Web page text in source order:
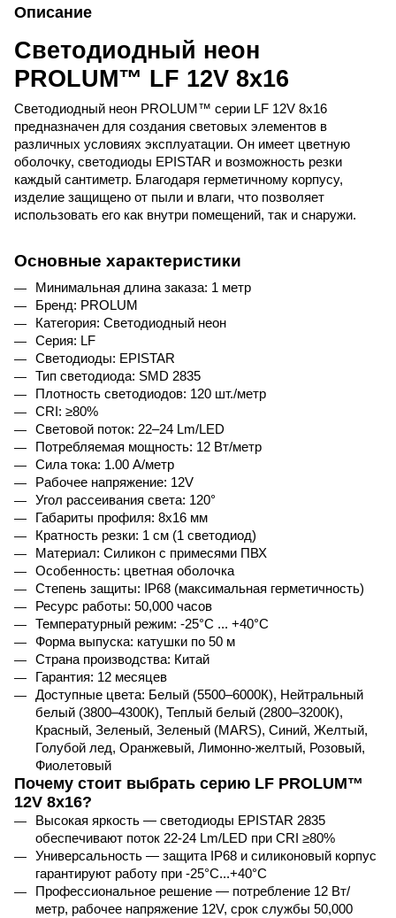
Описание
Светодиодный неон
PROLUM™ LF 12V 8x16
Светодиодный неон PROLUM ™ серии LF 12V 8x16
предназначен для создания световых элементов в
различных условиях эксплуатации. Он имеет цветную
оболочку, светодиоды EPISTAR и возможность резки
каждый сантиметр. Благодаря герметичному корпусу,
изделие защищено от пыли и влаги, что позволяет
использовать его как внутри помещений, так и снаружи.
Основные характеристики
Минимальная длина заказа: 1 метр
Бренд: PROLUM
Категория: Светодиодный неон
Серия: LF
Светодиоды: EPISTAR
Тип светодиода: SMD 2835
Плотность светодиодов: 120 шт./метр
CRI: ≥80%
Световой поток: 22–24 Lm/LED
Потребляемая мощность: 12 Вт/метр
Сила тока: 1.00 A/метр
Рабочее напряжение: 12V
Угол рассеивания света: 120°
Габариты профиля: 8x16 мм
Кратность резки: 1 см (1 светодиод)
Материал: Силикон с примесями ПВХ
Особенность: цветная оболочка
Степень защиты:
IP68 (максимальная герметичность)
Ресурс работы: 50,000 часов
Температурный режим: -25°C ... +40°C
Форма выпуска: катушки по 50 м
Страна производства: Китай
Гарантия: 12 месяцев
Доступные цвета: Белый (5500–6000К), Нейтральный
белый (3800–4300К), Теплый белый (2800–3200К),
Красный, Зеленый, Зеленый (MARS), Синий, Желтый,
Голубой лед, Оранжевый, Лимонно-желтый, Розовый,
Фиолетовый
Почему стоит выбрать серию LF PROLUM™
12V 8x16?
Высокая яркость — светодиоды EPISTAR 2835
обеспечивают поток 22-24 Lm/LED при CRI ≥80%
Универсальность — защита
IP68 и силиконовый корпус
гарантируют работу при -25°C...+40°C
Профессиональное решение — потребление 12 Вт/
метр, рабочее напряжение 12V, срок службы 50,000